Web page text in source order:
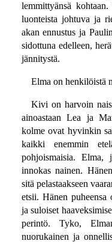
lemmittyänsä
luonteista johtuva ja
akan ennustus ja
sidottuna edelleen,
jännitystä.
Elma on henkilöistä
Kivi on harvoin
ainoastaan Lea ja
kolme ovat hyvinkin
kaikki enemmin
pohjoismaisia. Elma,
innokas nainen.
sitä pelastaakseen
etsii. Hänen puheensa
ja suloiset
perintö. Tyko,
nuorukainen ja